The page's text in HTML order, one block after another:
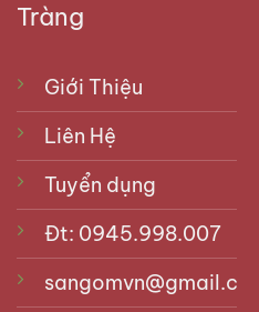
Tràng
Giới Thiệu
Liên Hệ
Tuyển dụng
Đt: 0945.998.007
sangomvn@gmail.com